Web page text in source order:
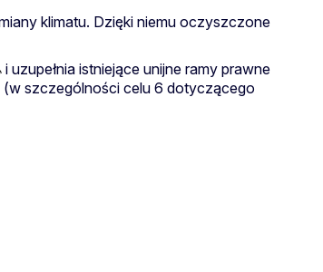
klimatu. Dzięki niemu oczyszczone
i uzupełnia istniejące unijne ramy prawne
(w szczególności celu 6 dotyczącego